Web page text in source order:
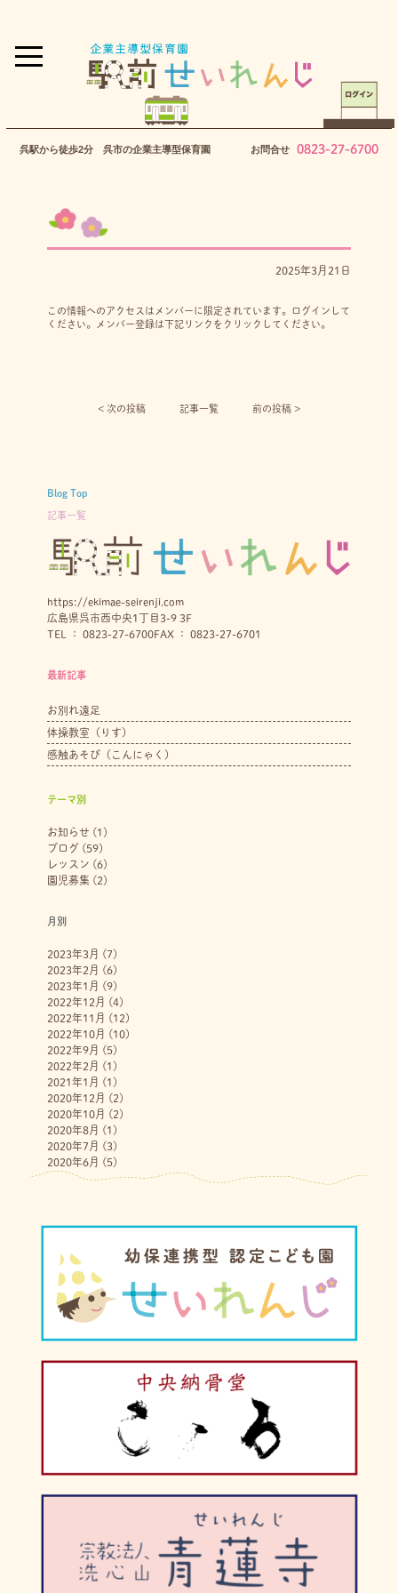
呉駅から徒歩2分 呉市の企業主導型保育園 お問合せ 0823-27-6700
2025年3月21日
この情報へのアクセスはメンバーに限定されています。ログインして
ください。メンバー登録は下記リンクをクリックしてください。
< 次の投稿︎ 記事一覧 前の投稿 >
Blog Top
記事一覧
https://ekimae-seirenji.com
広島県呉市西中央1丁目3-9 3F
TEL ： 0823-27-6700FAX ： 0823-27-6701
最新記事
お別れ遠足
体操教室（りす）
感触あそび（こんにゃく）
テーマ別
お知らせ(1)
ブログ (59)
レッスン (6)
園児募集 (2)
月別
2023年3月 (7)
2023年2月 (6)
2023年1月 (9)
2022年12月 (4)
2022年11月 (12)
2022年10月 (10)
2022年9月 (5)
2022年2月 (1)
2021年1月 (1)
2020年12月 (2)
2020年10月 (2)
2020年8月 (1)
2020年7月 (3)
2020年6月 (5)